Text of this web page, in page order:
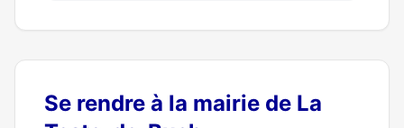
Se rendre à la mairie de La